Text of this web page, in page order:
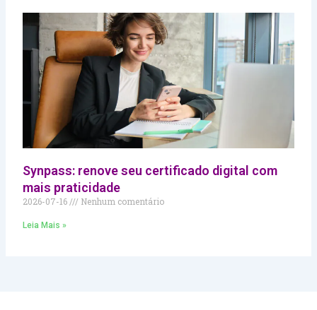
Synpass: renove seu certificado digital com
mais praticidade
2026-07-16 Nenhum comentário
Leia Mais »